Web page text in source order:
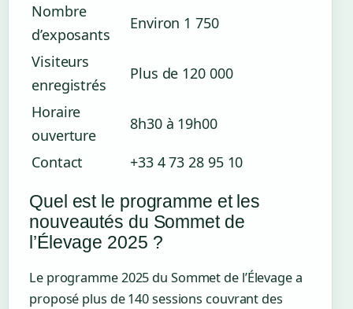
Nombre
d’exposants
Environ 1 750
Visiteurs
enregistrés
Plus de 120 000
Horaire
ouverture
8h30 à 19h00
Contact +33 4 73 28 95 10
Quel est le programme et les
nouveautés du Sommet de
l’Élevage 2025 ?
Le programme 2025 du Sommet de l’Élevage a
proposé plus de 140 sessions couvrant des